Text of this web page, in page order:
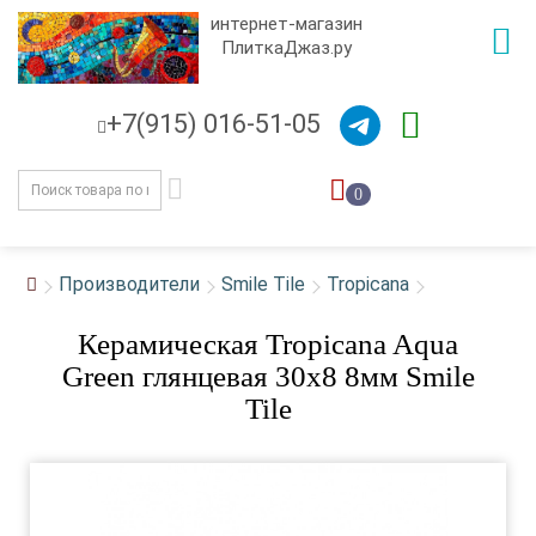
интернет-магазин
ПлиткаДжаз.ру
+7(915) 016-51-05
0
Производители Smile Tile Tropicana
Керамическая Tropicana Aqua
Green глянцевая 30x8 8мм Smile
Tile